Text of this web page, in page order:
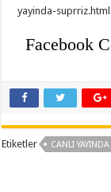
yayinda-suprriz.html
Facebook
Etiketler CANLI